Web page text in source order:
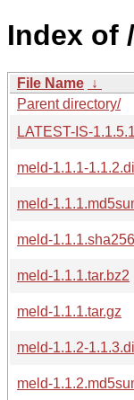
Index of
File Name ↓
Parent directory/
LATEST-IS-1.1.5.1
meld-1.1.1-
meld-
meld-
meld-1.1.1.tar.bz2
meld-1.1.1.tar.gz
meld-1.1.2-
meld-